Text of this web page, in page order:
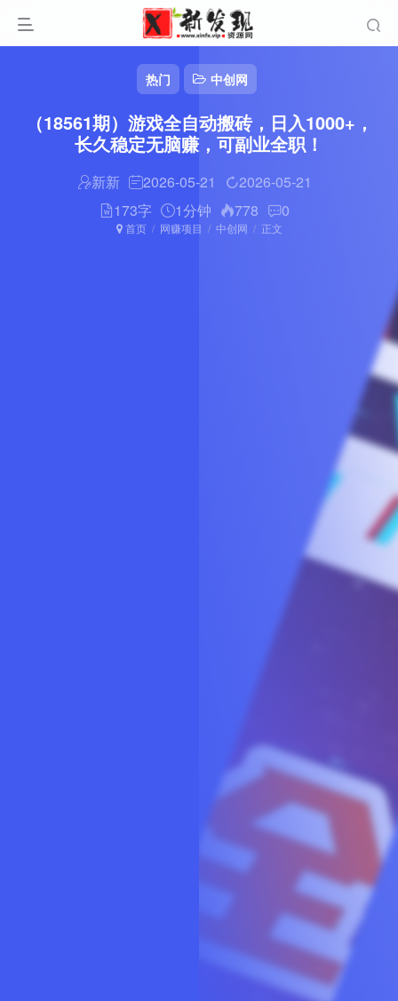
热门 中创网
（18561期）游戏全自动搬砖，日入1000+，
长久稳定无脑赚，可副业全职！
新新 2026-05-21
2026-05-21
173字
1分钟 778 0
首页 网赚项目 中创网 正文